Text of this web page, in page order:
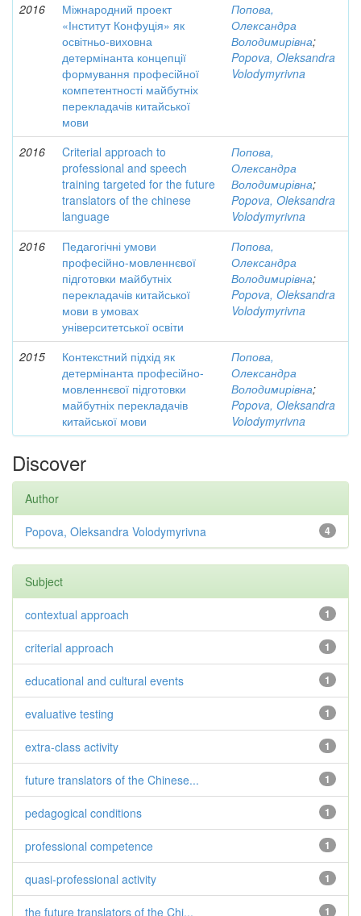
2016
Міжнародний проект
«Інститут Конфуція» як
освітньо-виховна
детермінанта концепції
формування професійної
компетентності майбутніх
перекладачів китайської
мови
Попова,
Олександра
Володимирівна;
Popova, Oleksandra
Volodymyrivna
2016
Criterial approach to
professional and speech
training targeted for the future
translators of the chinese
language
Попова,
Олександра
Володимирівна;
Popova, Oleksandra
Volodymyrivna
2016
Педагогічні умови
професійно-мовленнєвої
підготовки майбутніх
перекладачів китайської
мови в умовах
університетської освіти
Попова,
Олександра
Володимирівна;
Popova, Oleksandra
Volodymyrivna
2015
Контекстний підхід як
детермінанта професійно-
мовленнєвої підготовки
майбутніх перекладачів
китайської мови
Попова,
Олександра
Володимирівна;
Popova, Oleksandra
Volodymyrivna
Discover
Author
4
Popova, Oleksandra Volodymyrivna
Subject
1
contextual approach
1
criterial approach
1
educational and cultural events
1
evaluative testing
1
extra-class activity
1
future translators of the Chinese...
1
pedagogical conditions
1
professional competence
1
quasi-professional activity
1
the future translators of the Chi...